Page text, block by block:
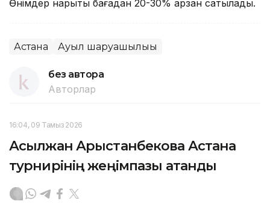
Өнімдер нарықтық бағадан 20-30% арзан сатылады.
Астана Ауыл шаруашылығы
без автора
Авторлар
16:04, 09 Тамыз 2026
Асылжан Арыстанбекова Астана
турнирінің жеңімпазы атанды